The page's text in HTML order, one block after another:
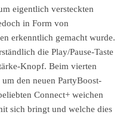
eigentlich versteckten
in Form von
erkenntlich gemacht wurde.
die Play/Pause-Taste
Knopf. Beim vierten
den neuen PartyBoost-
Connect+ weichen
sich bringt und welche dies